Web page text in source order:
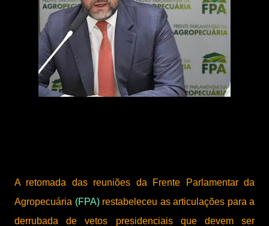
A retomada das reuniões da Frente Parlamentar da
Agropecuária (FPA)restabeleceu as articulações para a
derrubada de vetos presidenciais que devem ser